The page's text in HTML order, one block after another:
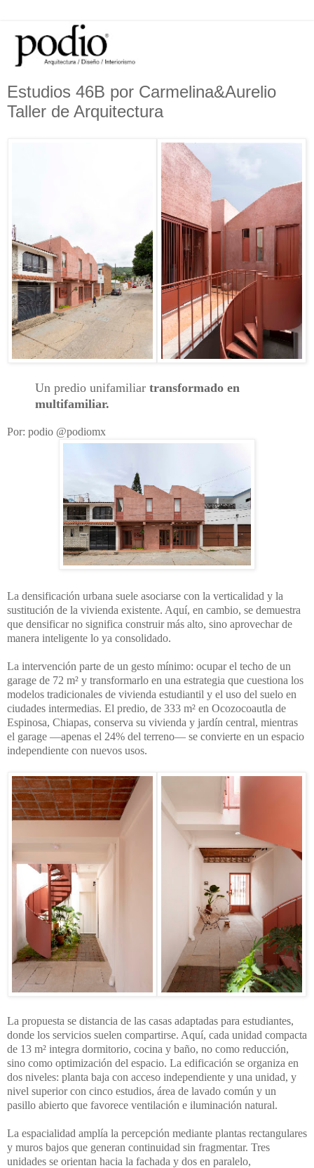
Estudios 46B por Carmelina&Aurelio
Taller de Arquitectura
Un predio unifamiliar transformado en
multifamiliar.
Por: podio @podiomx
La densificación urbana suele asociarse con la verticalidad y la
sustitución de la vivienda existente. Aquí, en cambio, se demuestra
que densificar no significa construir más alto, sino aprovechar de
manera inteligente lo ya consolidado.
La intervención parte de un gesto mínimo: ocupar el techo de un
garage de 72 m² y transformarlo en una estrategia que cuestiona los
modelos tradicionales de vivienda estudiantil y el uso del suelo en
ciudades intermedias. El predio, de 333 m² en Ocozocoautla de
Espinosa, Chiapas, conserva su vivienda y jardín central, mientras
el garage —apenas el 24% del terreno— se convierte en un espacio
independiente con nuevos usos.
La propuesta se distancia de las casas adaptadas para estudiantes,
donde los servicios suelen compartirse. Aquí, cada unidad compacta
de 13 m² integra dormitorio, cocina y baño, no como reducción,
sino como optimización del espacio. La edificación se organiza en
dos niveles: planta baja con acceso independiente y una unidad, y
nivel superior con cinco estudios, área de lavado común y un
pasillo abierto que favorece ventilación e iluminación natural.
La espacialidad amplía la percepción mediante plantas rectangulares
y muros bajos que generan continuidad sin fragmentar. Tres
unidades se orientan hacia la fachada y dos en paralelo,